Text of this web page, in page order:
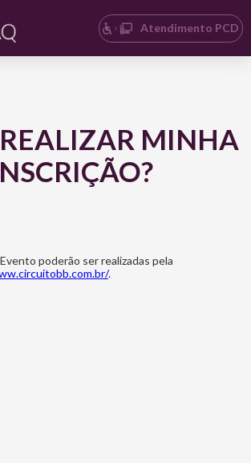
Atendimento PCD
MINHA
poderão ser realizadas pela
.